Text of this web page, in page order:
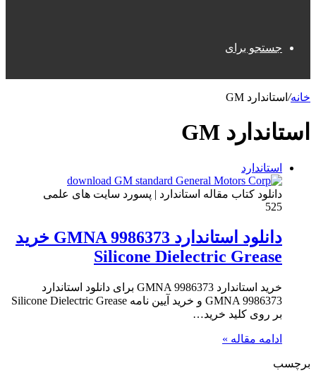
جستجو برای
خانه/ استاندارد GM
استاندارد GM
استاندارد
دانلود کتاب مقاله استاندارد | پسورد سایت های علمی
525
دانلود استاندارد GMNA 9986373 خرید
Silicone Dielectric Grease
خرید استاندارد GMNA 9986373 برای دانلود استاندارد
GMNA 9986373 و خرید آیین نامه Silicone Dielectric Grease
بر روی کلید خرید…
ادامه مقاله »
برچسب